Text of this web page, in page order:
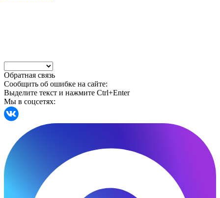
Обратная связь
Сообщить об ошибке на сайте:
Выделите текст и нажмите Ctrl+Enter
Мы в соцсетях: